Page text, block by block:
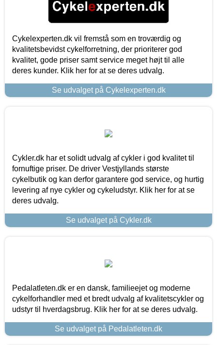
Cykelexperten.dk vil fremstå som en troværdig og
kvalitetsbevidst cykelforretning, der prioriterer god
kvalitet, gode priser samt service meget højt til alle
deres kunder. Klik her for at se deres udvalg.
Se udvalget på Cykelexperten.dk
Cykler.dk har et solidt udvalg af cykler i god kvalitet til
fornuftige priser. De driver Vestjyllands største
cykelbutik og kan derfor garantere god service, og hurtig
levering af nye cykler og cykeludstyr. Klik her for at se
deres udvalg.
Se udvalget på Cykler.dk
Pedalatleten.dk er en dansk, familieejet og moderne
cykelforhandler med et bredt udvalg af kvalitetscykler og
udstyr til hverdagsbrug. Klik her for at se deres udvalg.
Se udvalget på Pedalatleten.dk